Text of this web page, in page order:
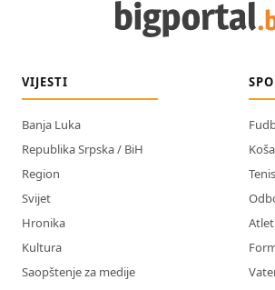
VIJESTI
Banja Luka
Republika Srpska / BiH
Region
Svijet
Hronika
Kultura
Saopštenje za medije
Tenis